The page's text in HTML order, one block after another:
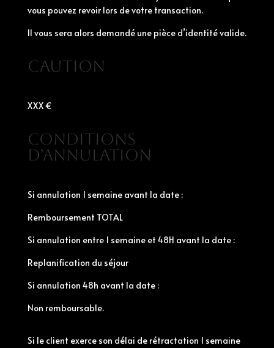
vous pouvez revoir lors de votre transaction.
Il vous sera alors demandé une pièce d’identité valide.
Caution
XXX €
Conditions
d’annulation
Si annulation 1 semaine avant la date :
Remboursement TOTAL
Si annulation entre 1 semaine et 48H avant la date :
Replanification du séjour
Si annulation 48h avant la date :
Non remboursable.
Si le client exerce son délai de rétractation 1 semaine